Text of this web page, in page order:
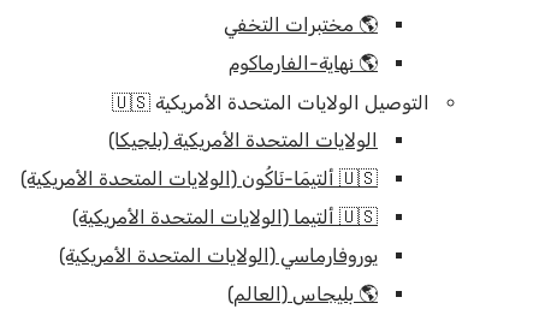
🌎 مختبرات التخفي
🌎 نهاية-الفارماكوم
التوصيل الولايات المتحدة الأمريكية 🇺🇸
الولايات المتحدة الأمريكية (بلجيكا)
🇺🇸 ألتيمَا-نَاكُون (الولايات المتحدة الأمريكية)
🇺🇸 ألتيما (الولايات المتحدة الأمريكية)
يوروفارماسي (الولايات المتحدة الأمريكية)
🌎 بليجاس (العالم)